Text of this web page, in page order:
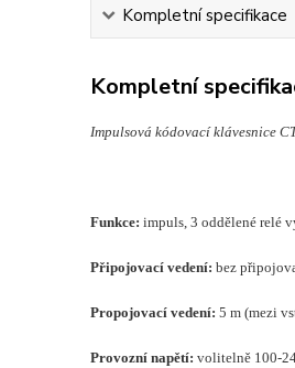
Kompletní specifikace
Kompletní
Impulsová kódovací klávesnice
Funkce: impuls, 3 oddělené relé
Připojovací vedení: bez
Propojovací vedení: 5 m (mezi
Provozní napětí: volitelně 100-